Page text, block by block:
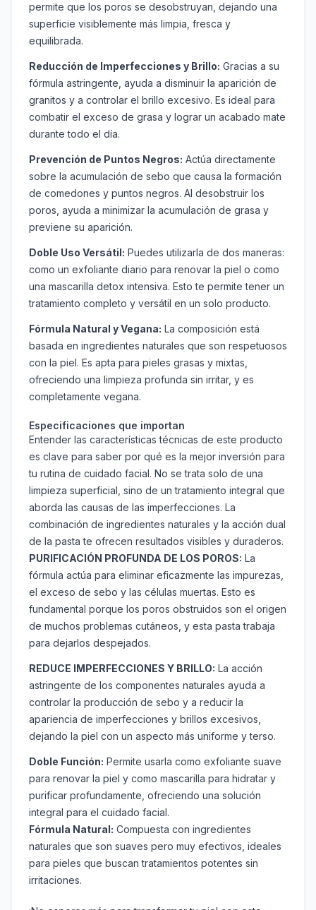
permite que los poros se desobstruyan, dejando una
superficie visiblemente más limpia, fresca y
equilibrada.
Reducción de Imperfecciones y Brillo: Gracias a su
fórmula astringente, ayuda a disminuir la aparición de
granitos y a controlar el brillo excesivo. Es ideal para
combatir el exceso de grasa y lograr un acabado mate
durante todo el día.
Prevención de Puntos Negros: Actúa directamente
sobre la acumulación de sebo que causa la formación
de comedones y puntos negros. Al desobstruir los
poros, ayuda a minimizar la acumulación de grasa y
previene su aparición.
Doble Uso Versátil: Puedes utilizarla de dos maneras:
como un exfoliante diario para renovar la piel o como
una mascarilla detox intensiva. Esto te permite tener un
tratamiento completo y versátil en un solo producto.
Fórmula Natural y Vegana: La composición está
basada en ingredientes naturales que son respetuosos
con la piel. Es apta para pieles grasas y mixtas,
ofreciendo una limpieza profunda sin irritar, y es
completamente vegana.
Especificaciones que importan
Entender las características técnicas de este producto
es clave para saber por qué es la mejor inversión para
tu rutina de cuidado facial. No se trata solo de una
limpieza superficial, sino de un tratamiento integral que
aborda las causas de las imperfecciones. La
combinación de ingredientes naturales y la acción dual
de la pasta te ofrecen resultados visibles y duraderos.
PURIFICACIÓN PROFUNDA DE LOS POROS: La
fórmula actúa para eliminar eficazmente las impurezas,
el exceso de sebo y las células muertas. Esto es
fundamental porque los poros obstruidos son el origen
de muchos problemas cutáneos, y esta pasta trabaja
para dejarlos despejados.
REDUCE IMPERFECCIONES Y BRILLO: La acción
astringente de los componentes naturales ayuda a
controlar la producción de sebo y a reducir la
apariencia de imperfecciones y brillos excesivos,
dejando la piel con un aspecto más uniforme y terso.
Doble Función: Permite usarla como exfoliante suave
para renovar la piel y como mascarilla para hidratar y
purificar profundamente, ofreciendo una solución
integral para el cuidado facial.
Fórmula Natural: Compuesta con ingredientes
naturales que son suaves pero muy efectivos, ideales
para pieles que buscan tratamientos potentes sin
irritaciones.